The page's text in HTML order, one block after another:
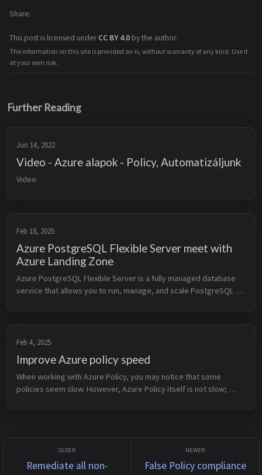
This post is licensed underCC BY 4.0 by the author.
The information on this site is provided as-is, without warranty of any kind. Use it
at your own risk.
Share
Further Reading
Jun 14, 2022
Video - Azure alapok - Policy, Automatizáljunk
Video
Feb 18, 2025
Azure PostgreSQL Flexible Server meet with
Azure Landing Zone
Azure PostgreSQL Flexible Server is a fully managed database
service that allows you to run, manage, and scale PostgreSQL
Feb 4, 2025
Improve Azure policy speed
When working with Azure Policy, you may notice that some
policies seem slow. However, Azure Policy itself is not slow;
Remediate all non-
False Policy compliance